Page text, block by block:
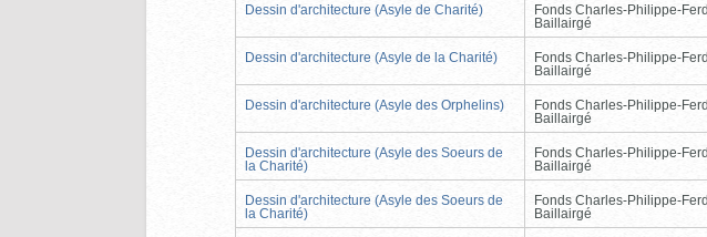
Dessin d'architecture (Asyle de Charité)
Fonds Charles-Philippe-
Baillairgé
Dessin d'architecture (Asyle de la Charité)
Fonds Charles-Philippe-
Baillairgé
Dessin d'architecture (Asyle des Orphelins)
Fonds Charles-Philippe-
Baillairgé
Dessin d'architecture (Asyle des Soeurs de
la Charité)
Fonds Charles-Philippe-
Baillairgé
Dessin d'architecture (Asyle des Soeurs de
la Charité)
Fonds Charles-Philippe-
Baillairgé